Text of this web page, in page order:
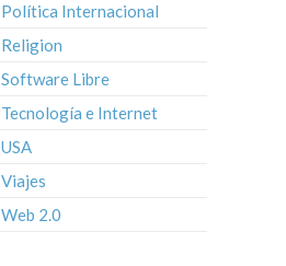
Política Internacional
Religion
Software Libre
Tecnología e Internet
USA
Viajes
Web 2.0